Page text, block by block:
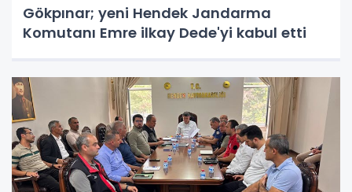
Gökpınar; yeni Hendek Jandarma
Komutanı Emre ilkay Dede'yi kabul etti